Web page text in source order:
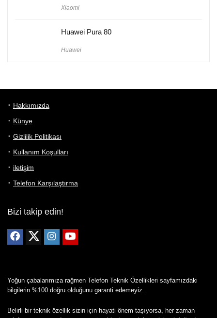
Xiaomi
Huawei Pura 80
Huawei
Hakkımızda
Künye
Gizlilik Politikası
Kullanım Koşulları
iletişim
Telefon Karşılaştırma
Bizi takip edin!
Yoğun çabalarımıza rağmen Telefon Teknik Özellikleri sayfamızdaki
bilgilerin %100 doğru olduğunu garanti edemeyiz.
Belirli bir teknik özellik sizin için hayati önem taşıyorsa, her zaman